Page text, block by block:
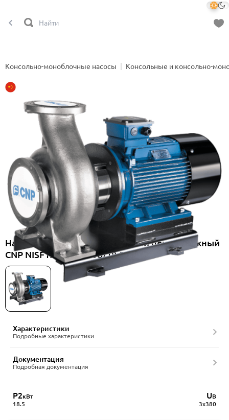
Консольно-моноблочные насосы Консольные и консольно-
Насос консольно-моноблочный центробежный
CNP NISF150-125-250G/18.5SWF
Характеристики
Подробные характеристики
Документация
Подробная документация
P2кВт
18.5
UВ
3x380